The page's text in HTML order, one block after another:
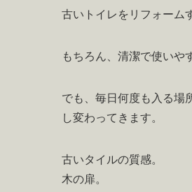
古いトイレをリフォーム
もちろん、清潔で使いや
でも、毎日何度も入る場
し変わってきます。
古いタイルの質感。
木の扉。